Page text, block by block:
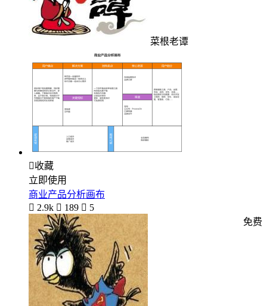
菜根老谭
收藏
立即使用
商业产品分析画布
 2.9k  189  5
免费